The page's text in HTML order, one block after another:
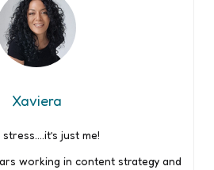
Xaviera
stress….it’s just me!
working in content strategy and